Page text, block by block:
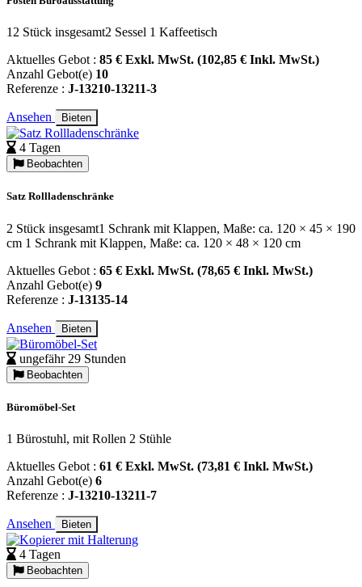
12 Stück insgesamt2 Sessel 1 Kaffeetisch
Aktuelles Gebot : 85 € Exkl. MwSt. (102,85 € Inkl. MwSt.)
Anzahl Gebot(e) 10
Referenze : J-13210-13211-3
Ansehen Bieten
4 Tagen
Beobachten
Satz Rollladenschränke
2 Stück insgesamt1 Schrank mit Klappen, Maße: ca. 120 × 45 × 190
cm 1 Schrank mit Klappen, Maße: ca. 120 × 48 × 120 cm
Aktuelles Gebot : 65 € Exkl. MwSt. (78,65 € Inkl. MwSt.)
Anzahl Gebot(e) 9
Referenze : J-13135-14
Ansehen Bieten
ungefähr 29 Stunden
Beobachten
Büromöbel-Set
1 Bürostuhl, mit Rollen 2 Stühle
Aktuelles Gebot : 61 € Exkl. MwSt. (73,81 € Inkl. MwSt.)
Anzahl Gebot(e) 6
Referenze : J-13210-13211-7
Ansehen Bieten
4 Tagen
Beobachten